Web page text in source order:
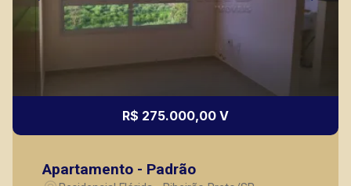
R$ 275.000,00 V
Apartamento - Padrão